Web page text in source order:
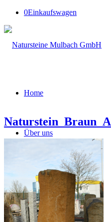
0Einkaufswagen
Home
Über uns
Firmengeschichte
Leistungsspektrum